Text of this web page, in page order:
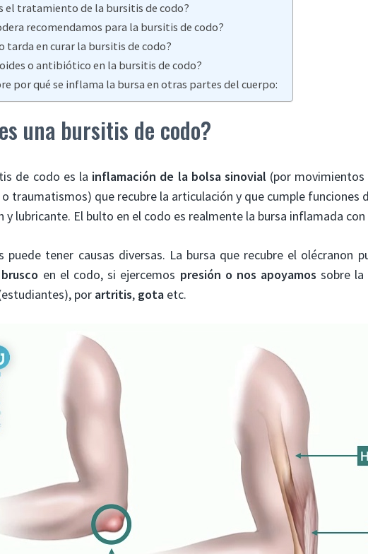
el tratamiento de la bursitis de codo?
recomendamos para la bursitis de codo?
tarda en curar la bursitis de codo?
o antibiótico en la bursitis de codo?
por qué se inflama la bursa en otras partes del cuerpo:
una bursitis de codo?
de codo es la inflamación de la bolsa sinovial (por
traumatismos) que recubre la articulación y que cumple funciones
y lubricante. El bulto en el codo es realmente la bursa inflamada
puede tener causas diversas. La bursa que recubre el olécranon
en el codo, si ejercemos presión o nos apoyamos sobre
por artritis, gota etc.